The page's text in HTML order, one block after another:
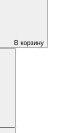
В корзину